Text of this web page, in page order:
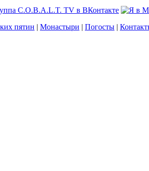
пятин | Монастыри | Погосты |